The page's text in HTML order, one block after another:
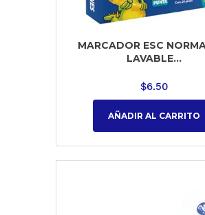
MARCADOR ESC
LAVABLE...
$6.50
AÑADIR AL CARRITO